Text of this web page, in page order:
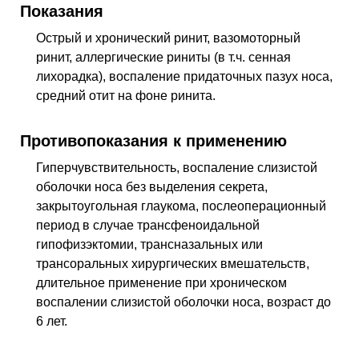
Показания
Острый и хронический ринит, вазомоторный
ринит, аллергические риниты (в т.ч. сенная
лихорадка), воспаление придаточных пазух носа,
средний отит на фоне ринита.
Противопоказания к применению
Гиперчувствительность, воспаление слизистой
оболочки носа без выделения секрета,
закрытоугольная глаукома, послеоперационный
период в случае трансфеноидальной
гипофизэктомии, трансназальных или
трансоральных хирургических вмешательств,
длительное применение при хроническом
воспалении слизистой оболочки носа, возраст до
6 лет.